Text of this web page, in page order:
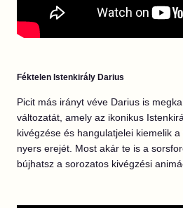
Féktelen Istenkirály Darius
Picit más irányt véve Darius is
változatát, amely az ikonikus
kivégzése és hangulatjelei kiemelik
nyers erejét. Most akár te is a
bújhatsz a sorozatos kivégzési